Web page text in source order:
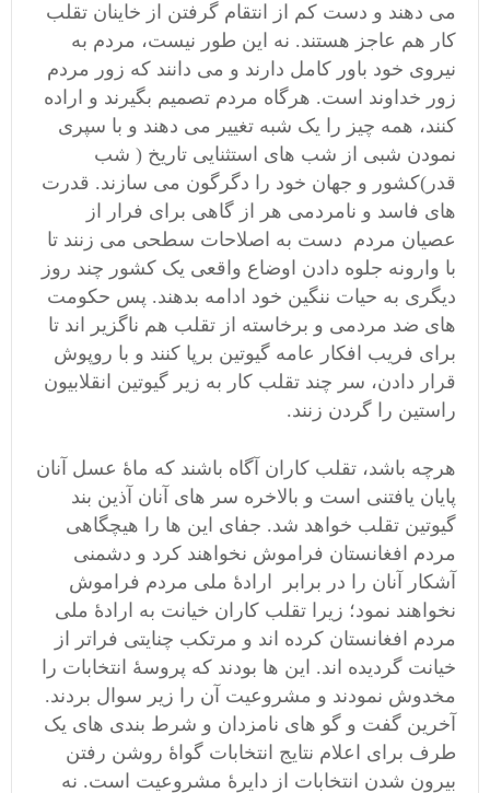
می دهند و دست کم از انتقام گرفتن از خاینان تقلب
کار هم عاجز هستند. نه این طور نیست، مردم به
نیروی خود باور کامل دارند و می دانند که زور مردم
زور خداوند است. هرگاه مردم تصمیم بگیرند و اراده
کنند، همه چیز را یک شبه تغییر می دهند و با سپری
نمودن شبی از شب های استثنایی تاریخ ( شب
قدر)کشور و جهان خود را دگرگون می سازند. قدرت
های فاسد و نامردمی هر از گاهی برای فرار از
عصیان مردم دست به اصلاحات سطحی می زنند تا
با وارونه جلوه دادن اوضاع واقعی یک کشور چند روز
دیگری به حیات ننگین خود ادامه بدهند. پس حکومت
های ضد مردمی و برخاسته از تقلب هم ناگزیر اند تا
برای فریب افکار عامه گیوتین برپا کنند و با روپوش
قرار دادن، سر چند تقلب کار به زیر گیوتین انقلابیون
راستین را گردن زنند.
هرچه باشد، تقلب کاران آگاه باشند که ماۀ عسل آنان
پایان یافتنی است و بالاخره سر های آنان آذین بند
گیوتین تقلب خواهد شد. جفای این ها را هیچگاهی
مردم افغانستان فراموش نخواهند کرد و دشمنی
آشکار آنان را در برابر ارادۀ ملی مردم فراموش
نخواهند نمود؛ زیرا تقلب کاران خیانت به ارادۀ ملی
مردم افغانستان کرده اند و مرتکب چنایتی فراتر از
خیانت گردیده اند. این ها بودند که پروسۀ انتخابات را
مخدوش نمودند و مشروعیت آن را زیر سوال بردند.
آخرین گفت و گو های نامزدان و شرط بندی های یک
طرف برای اعلام نتایج انتخابات گواۀ روشن رفتن
بیرون شدن انتخابات از دایرۀ مشروعیت است. نه